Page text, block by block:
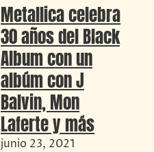
Metallica celebra
30 años del Black
Album con un
albúm con J
Balvin, Mon
Laferte y más
junio 23, 2021